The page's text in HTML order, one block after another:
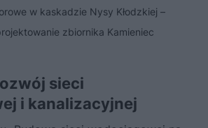
w kaskadzie Nysy Kłodzkiej –
zbiornika Kamieniec
sieci
i kanalizacyjnej